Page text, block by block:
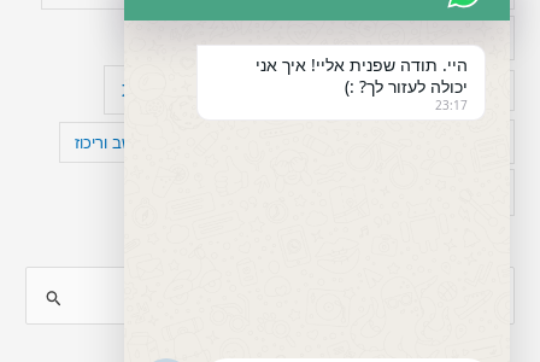
מפורסמים עם הפרעת קשב עיצות
קומורבידיות להפרעת קשב וריכוז
היי. תודה שפנית אליי! איך אני
יכולה לעזור לך? :)
23:17